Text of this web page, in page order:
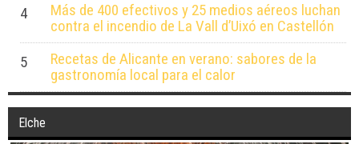
4
Más de 400 efectivos y 25 medios aéreos luchan
contra el incendio de La Vall d’Uixó en Castellón
5
Recetas de Alicante en verano: sabores de la
gastronomía local para el calor
Elche